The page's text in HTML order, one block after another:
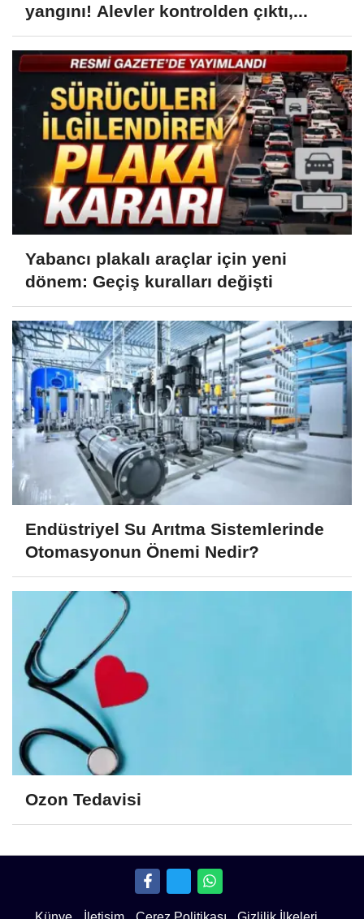
yangını! Alevler kontrolden çıktı,...
Yabancı plakalı araçlar için yeni
dönem: Geçiş kuralları değişti
Endüstriyel Su Arıtma Sistemlerinde
Otomasyonun Önemi Nedir?
Ozon Tedavisi